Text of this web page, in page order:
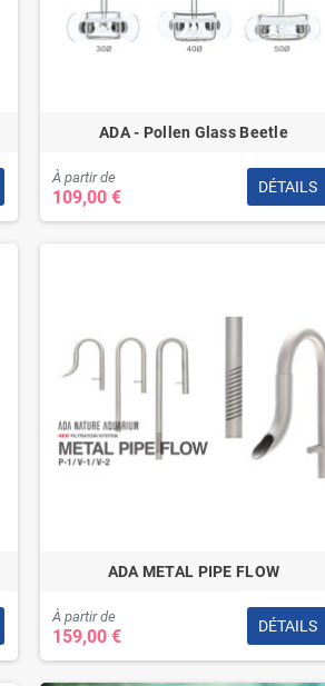
ADA - Pollen Glass Beetle
À partir de
109,00 € DÉTAILS
ADA METAL PIPE FLOW
À partir de
159,00 € DÉTAILS